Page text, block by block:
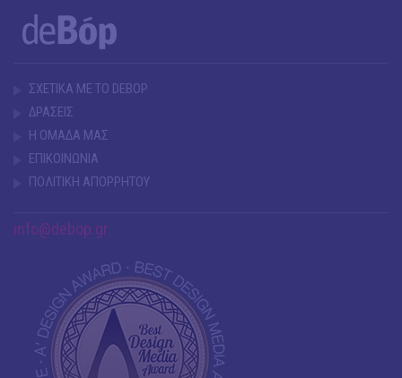
ΣΧΕΤΙΚΑ ΜΕ ΤΟ DEBOP
ΔΡΑΣΕΙΣ
Η ΟΜΑΔΑ ΜΑΣ
ΕΠΙΚΟΙΝΩΝΙΑ
ΠΟΛΙΤΙΚΗ ΑΠΟΡΡΗΤΟΥ
info@debop.gr